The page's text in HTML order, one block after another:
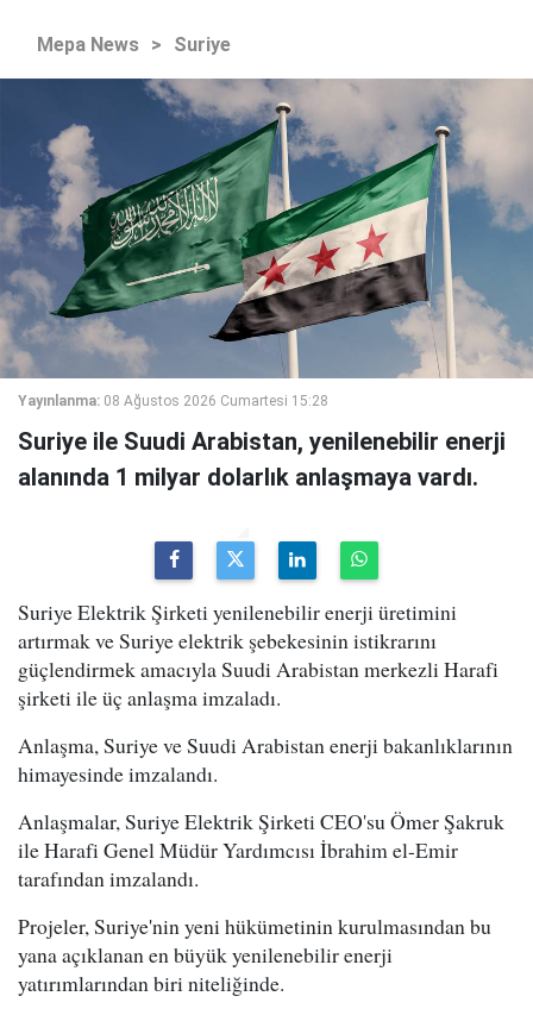
Mepa News > Suriye
Yayınlanma: 08 Ağustos 2026 Cumartesi 15:28
Suriye ile Suudi Arabistan, yenilenebilir enerji
alanında 1 milyar dolarlık anlaşmaya vardı.
Suriye Elektrik Şirketi yenilenebilir enerji üretimini
artırmak ve Suriye elektrik şebekesinin istikrarını
güçlendirmek amacıyla Suudi Arabistan merkezli Harafi
şirketi ile üç anlaşma imzaladı.
Anlaşma, Suriye ve Suudi Arabistan enerji bakanlıklarının
himayesinde imzalandı.
Anlaşmalar, Suriye Elektrik Şirketi CEO'su Ömer Şakruk
ile Harafi Genel Müdür Yardımcısı İbrahim el-Emir
tarafından imzalandı.
Projeler, Suriye'nin yeni hükümetinin kurulmasından bu
yana açıklanan en büyük yenilenebilir enerji
yatırımlarından biri niteliğinde.